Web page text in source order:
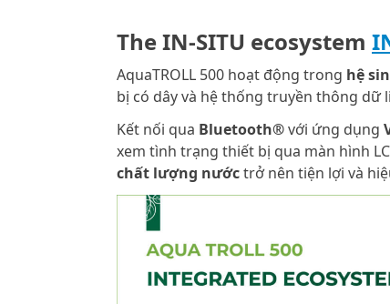
The IN-SITU ecosystem
AquaTROLL 500 hoạt động trong hệ
bị có dây và hệ thống truyền thông dữ
Kết nối qua Bluetooth®với ứng dụng
xem tình trạng thiết bị qua màn hình
chất lượng nướctrở nên tiện lợi và